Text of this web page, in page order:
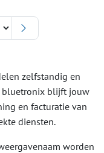
zelfstandig en
bluetronix blijft jouw
en facturatie van
diensten.
worden